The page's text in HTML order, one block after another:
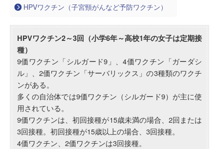
HPVワクチン（子宮頸がんなど予防ワクチン）
HPVワクチン2～3回（小学6年～高校1年の女子は定期接
種）
9価ワクチン「シルガード9」、4価ワクチン「ガーダシ
ル」、2価ワクチン「サーバリックス」の3種類のワクチ
ンがある。
多くの自治体では9価ワクチン（シルガード9）が主に使
用されている。
9価ワクチンは、初回接種が15歳未満の場合、2回または
3回接種。初回接種が15歳以上の場合、3回接種。
4価ワクチン、2価ワクチンは3回接種。